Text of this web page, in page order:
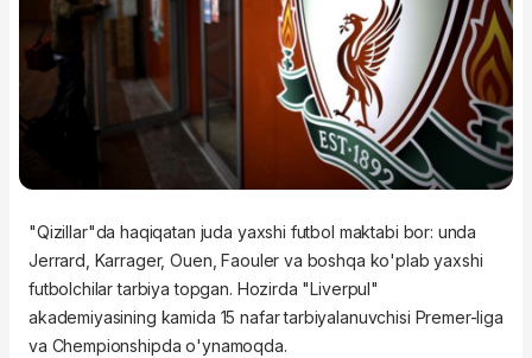
"Qizillar"da haqiqatan juda yaxshi futbol maktabi bor: unda
Jerrard, Karrager, Ouen, Faouler va boshqa ko'plab yaxshi
futbolchilar tarbiya topgan. Hozirda "Liverpul"
akademiyasining kamida 15 nafar tarbiyalanuvchisi Premer-liga
va Chempionshipda o'ynamoqda.